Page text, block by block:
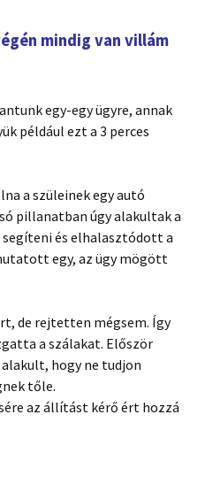
mindig van villám
egy-egy ügyre, annak
például ezt a 3 perces
a szüleinek egy autó
pillanatban úgy alakultak a
és elhalasztódott a
egy, az ügy mögött
de rejtetten mégsem. Így
a szálakat. Először
hogy ne tudjon
tőle.
az állítást kérő ért hozzá